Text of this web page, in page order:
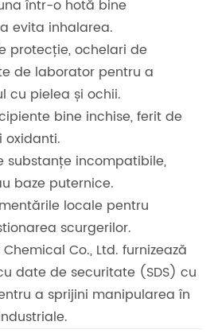
într-o hotă bine
evita inhalarea.
protecție, ochelari de
de laborator pentru a
cu pielea și ochii.
bine inchise, ferit de
oxidanti.
substanțe incompatibile,
baze puternice.
locale pentru
scurgerilor.
Co., Ltd. furnizează
date de securitate (SDS) cu
a sprijini manipularea în